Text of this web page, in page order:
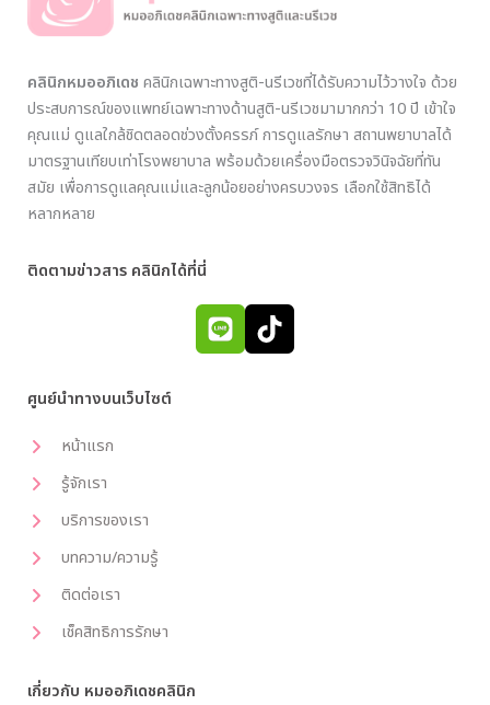
คลินิกหมออภิเดช คลินิกเฉพาะทางสูติ-นรีเวชที่ได้รับความไว้วางใจ ด้วย
ประสบการณ์ของแพทย์เฉพาะทางด้านสูติ-นรีเวชมามากกว่า 10 ปี เข้าใจ
คุณแม่ ดูแลใกล้ชิดตลอดช่วงตั้งครรภ์ การดูแลรักษา สถานพยาบาลได้
มาตรฐานเทียบเท่าโรงพยาบาล พร้อมด้วยเครื่องมือตรวจวินิจฉัยที่ทัน
สมัย เพื่อการดูแลคุณแม่และลูกน้อยอย่างครบวงจร เลือกใช้สิทธิได้
หลากหลาย
ติดตามข่าวสาร คลินิกได้ที่นี่
ศูนย์นำทางบนเว็บไซต์
หน้าแรก
รู้จักเรา
บริการของเรา
บทความ/ความรู้
ติดต่อเรา
เช็คสิทธิการรักษา
เกี่ยวกับ หมออภิเดชคลินิก